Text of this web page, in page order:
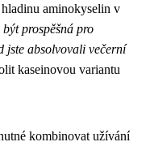
aminokyselin v
prospěšná pro
jste absolvovali večerní
kaseinovou variantu
kombinovat užívání